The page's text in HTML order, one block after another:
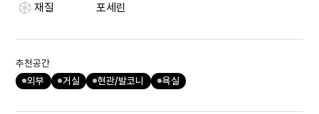
재질
포세린
추천공간
외부
거실 현관/발코니 욕실